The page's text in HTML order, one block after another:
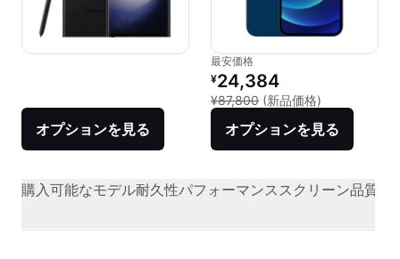
オプションを見る
最安価格
リファービッシュ品の価格：
¥24,384
¥87,800 (新品価格)
オプションを見る
購入可能なモデル耐久性パフォーマンススクリーン品質